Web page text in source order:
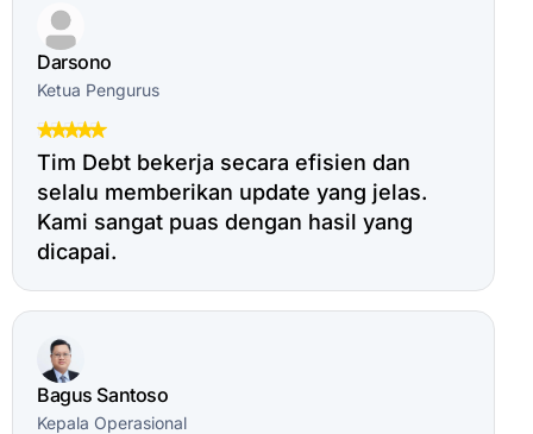
Darsono
Ketua Pengurus
Tim Debt bekerja secara efisien dan
selalu memberikan update yang jelas.
Kami sangat puas dengan hasil yang
dicapai.
Bagus Santoso
Kepala Operasional